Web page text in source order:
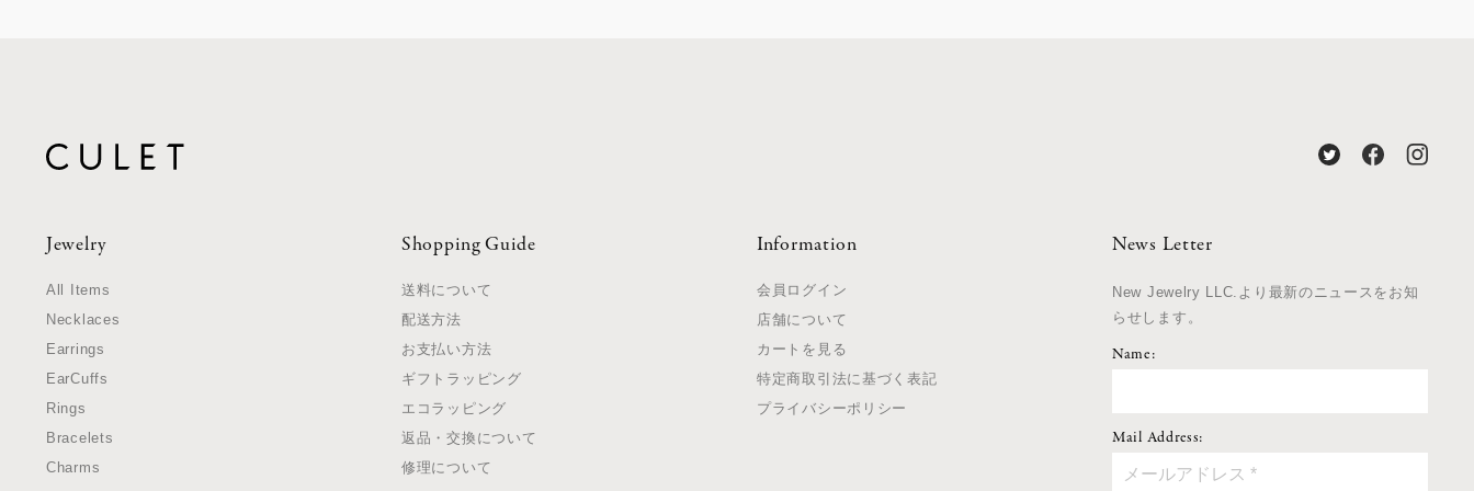
Jewelry
All Items
Necklaces
Earrings
EarCuffs
Rings
Bracelets
Charms
Shopping Guide
送料について
配送方法
お支払い方法
ギフトラッピング
エコラッピング
返品・交換について
修理について
Information
会員ログイン
店舗について
カートを見る
特定商取引法に基づく表記
プライバシーポリシー
News Letter
New Jewelry LLC.より最新のニュースをお知
らせします。
Name:
Mail Address: